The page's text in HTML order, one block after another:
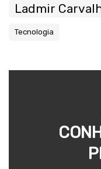
Ladmir
Tecnologia